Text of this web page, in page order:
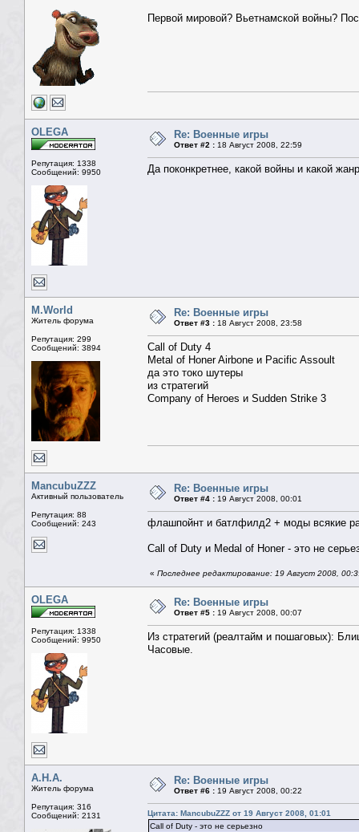
Первой мировой? Вьетнамской войны?
OLEGA
Репутация: 1338
Сообщений: 9950
Re: Военные игры
Ответ #2 : 18 Август 2008, 22:59
Да поконкретнее, какой войны и какой
M.World
Житель форума
Репутация: 299
Сообщений: 3894
Re: Военные игры
Ответ #3 : 18 Август 2008, 23:58
Call of Duty 4
Metal of Honer Airbone и Pacific Assoult
да это токо шутеры
из стратегий
Company of Heroes и Sudden Strike 3
MancubuZZZ
Активный пользователь
Репутация: 88
Сообщений: 243
Re: Военные игры
Ответ #4 : 19 Август 2008, 00:01
флашпойнт и батлфилд2 + моды всякие
Call of Duty и Medal of Honer - это не
« Последнее редактирование: 19 Август 2008,
OLEGA
Репутация: 1338
Сообщений: 9950
Re: Военные игры
Ответ #5 : 19 Август 2008, 00:07
Из стратегий (реалтайм и пошаговых):
Часовые.
А.Н.А.
Житель форума
Репутация: 316
Сообщений: 2131
Re: Военные игры
Ответ #6 : 19 Август 2008, 00:22
Цитата: MancubuZZZ от 19 Август 2008, 01:01
Call of Duty - это не серьезно